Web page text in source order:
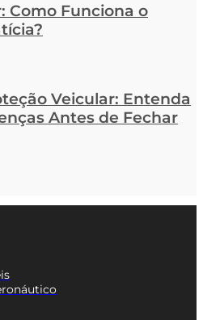
Como Funciona o
Veicular: Entenda
Antes de Fechar